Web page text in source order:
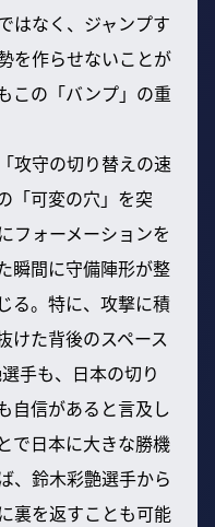
はなく、ジャンプす
を作らせないことが
この「バンプ」の重
攻守の切り替えの速
「可変の穴」を突
フォーメーションを
瞬間に守備陣形が整
る。特に、攻撃に積
けた背後のスペース
手も、日本の切り
自信があると言及し
で日本に大きな勝機
、鈴木彩艶選手から
裏を返すことも可能